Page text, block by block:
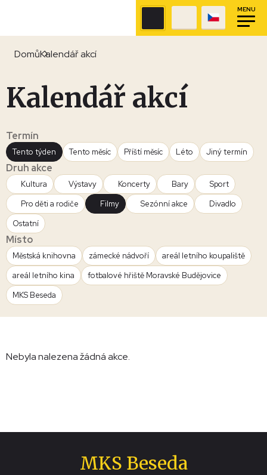
MENU
DomůKalendář akcí
Kalendář akcí
Termín
Tento týden Tento měsíc Příští měsíc Léto Jiný termín
Druh akce
Kultura Výstavy Koncerty Bary
Sport
Pro děti a rodiče
Filmy Sezónní akce
Divadlo
Ostatní
Místo
Městská knihovna zámecké nádvoří
areál letního koupaliště
areál letního kina
fotbalové hřiště Moravské Budějovice
MKS Beseda
Nebyla nalezena žádná akce.
MKS Beseda